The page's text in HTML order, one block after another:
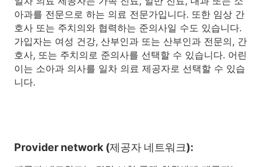
아과를 전문으로 하는 의료 전문가입니다. 또한 임상 간
호사 또는 주치의와 협력하는 준의사일 수도 있습니다.
가입자는 여성 건강, 산부인과 또는 산부인과 전문의, 간
호사, 또는 주치의로 준의사를 선택할 수 있습니다. 어린
이는 소아과 의사를 일차 의료 제공자로 선택할 수 있습
니다.
Provider network (제공자 네트워크):